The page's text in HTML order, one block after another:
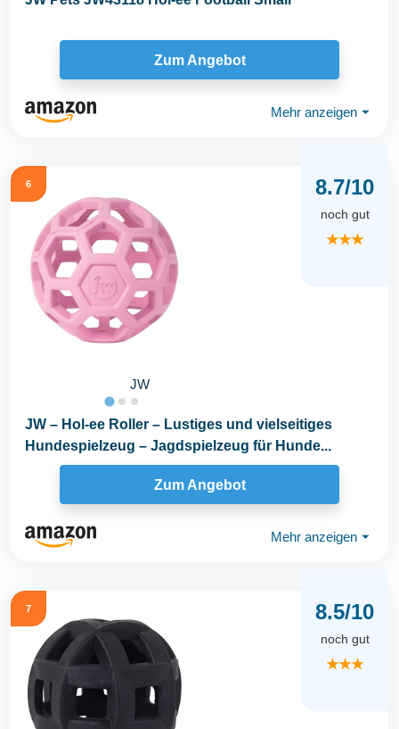
Zum Angebot
Mehr anzeigen ⏷
6
JW
8.7/10
noch gut
★★★
JW – Hol-ee Roller – Lustiges und vielseitiges
Hundespielzeug – Jagdspielzeug für Hunde...
Zum Angebot
Mehr anzeigen ⏷
7 8.5/10
noch gut
★★★